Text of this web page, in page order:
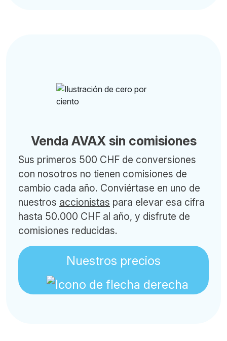
Venda AVAX sin comisiones
Sus primeros 500 CHF de conversiones
con nosotros no tienen comisiones de
cambio cada año. Conviértase en uno de
nuestros accionistas para elevar esa cifra
hasta 50.000 CHF al año, y disfrute de
comisiones reducidas.
Nuestros precios